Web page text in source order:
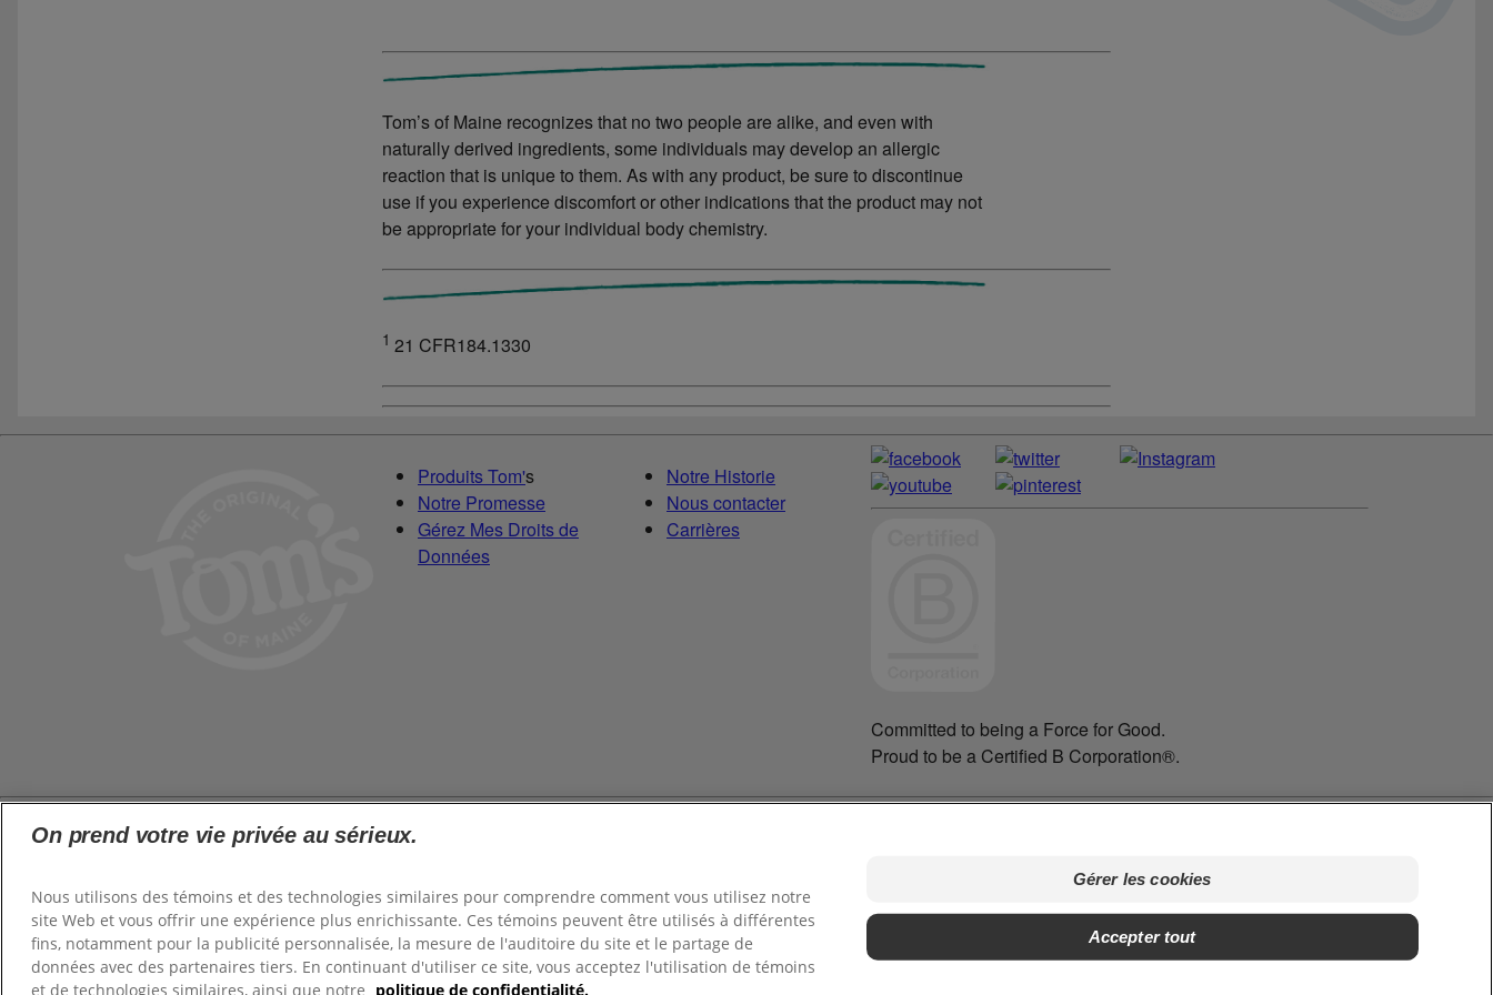
Tom’s of Maine recognizes that no two people are alike, and even with
naturally derived ingredients, some individuals may develop an allergic
reaction that is unique to them. As with any product, be sure to discontinue
use if you experience discomfort or other indications that the product may not
be appropriate for your individual body chemistry.
1 21 CFR184.1330
Produits Tom's
Notre Promesse
Gérez Mes Droits de
Données
Notre Historie
Nous contacter
Carrières
Committed to being a Force for Good.
Proud to be a Certified B Corporation®.
©2026Tom's of Maine, Inc.
Politique de confidentialité
Conditions d’utilisation
Terms of Use
Gérer les cookies
On prend votre vie privée au sérieux.
Nous utilisons des témoins et des technologies similaires pour comprendre comment vous utilisez notre
site Web et vous offrir une expérience plus enrichissante. Ces témoins peuvent être utilisés à différentes
fins, notamment pour la publicité personnalisée, la mesure de l'auditoire du site et le partage de
données avec des partenaires tiers. En continuant d'utiliser ce site, vous acceptez l'utilisation de témoins
et de technologies similaires, ainsi que notre politique de confidentialité.
Gérer les cookies
Accepter tout